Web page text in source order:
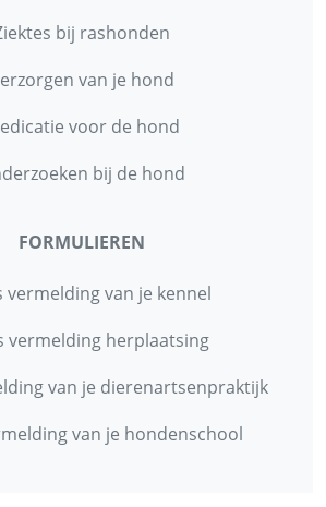
bij rashonden
van je hond
voor de hond
bij de hond
FORMULIEREN
vermelding van je kennel
vermelding herplaatsing
van je dierenartsenpraktijk
van je hondenschool